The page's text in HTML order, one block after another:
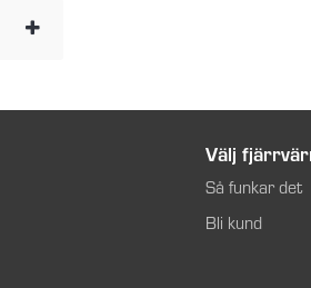
Välj
Så funkar det
Bli kund